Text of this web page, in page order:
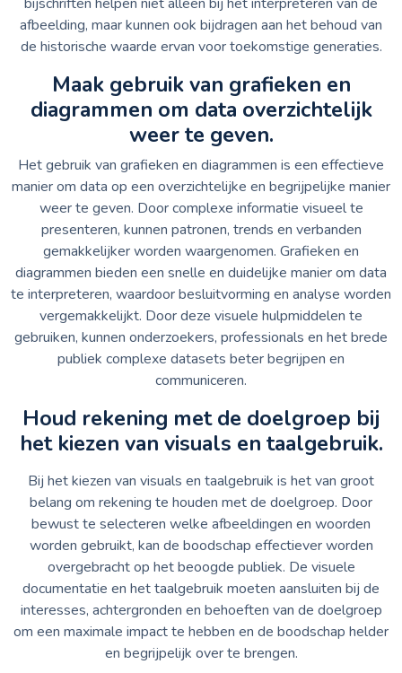
afbeelding, maar kunnen ook bijdragen aan het behoud van
de historische waarde ervan voor toekomstige generaties.
Maak gebruik van grafieken en
diagrammen om data overzichtelijk
weer te geven.
Het gebruik van grafieken en diagrammen is een effectieve
manier om data op een overzichtelijke en begrijpelijke manier
weer te geven. Door complexe informatie visueel te
presenteren, kunnen patronen, trends en verbanden
gemakkelijker worden waargenomen. Grafieken en
diagrammen bieden een snelle en duidelijke manier om data
te interpreteren, waardoor besluitvorming en analyse worden
vergemakkelijkt. Door deze visuele hulpmiddelen te
gebruiken, kunnen onderzoekers, professionals en het brede
publiek complexe datasets beter begrijpen en
communiceren.
Houd rekening met de doelgroep bij
het kiezen van visuals en taalgebruik.
Bij het kiezen van visuals en taalgebruik is het van groot
belang om rekening te houden met de doelgroep. Door
bewust te selecteren welke afbeeldingen en woorden
worden gebruikt, kan de boodschap effectiever worden
overgebracht op het beoogde publiek. De visuele
documentatie en het taalgebruik moeten aansluiten bij de
interesses, achtergronden en behoeften van de doelgroep
om een maximale impact te hebben en de boodschap helder
en begrijpelijk over te brengen.